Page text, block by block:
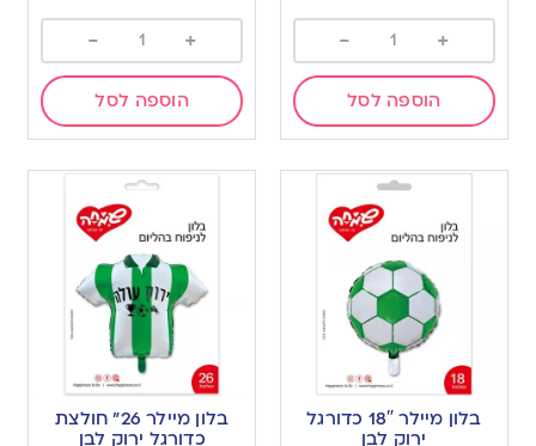
+
-
הוספה לסל
+
-
הוספה לסל
בלון מיילר 18″ כדורגל
ירוק לבן
בלון מיילר 26” חולצת
כדורגל ירוק לבן